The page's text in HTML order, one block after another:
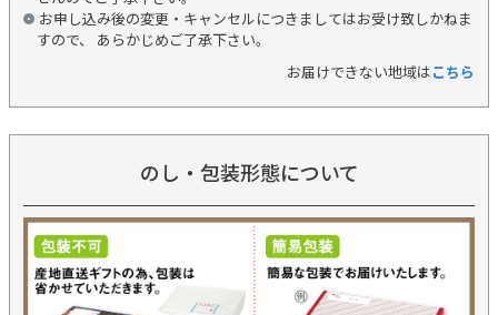
お申し込み後の変更・キャンセルにつきましてはお受け致しかねま
すので、 あらかじめご了承下さい。
お届けできない地域はこちら
のし・包装形態について